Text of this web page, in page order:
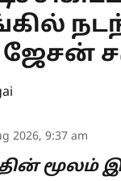
ஜேசன்
2026, 9:37 am
மூலம்